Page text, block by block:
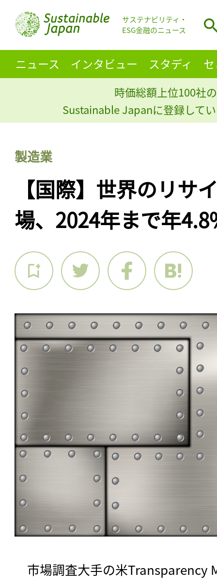
サステナビリティ・
ESG金融のニュース
ニュース インタビュー スタディ
時価総額上位100社
Sustainable Japanに登録して
製造業
【国際】世界のリサ
場、2024年まで年
市場調査大手の米Transparency